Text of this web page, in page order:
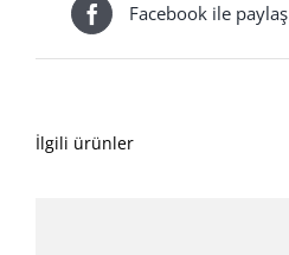
Facebook ile paylaş
İlgili ürünler